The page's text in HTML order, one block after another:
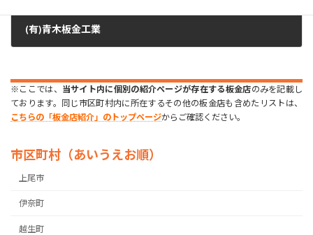
(有)青木板金工業
※ここでは、 当サイト内に個別の紹介ページが存在する板金店のみを記載し
ております。同じ市区町村内に所在するその他の板金店も含めたリストは、
こちらの「板金店紹介」のトップページからご確認ください。
市区町村（あいうえお順）
上尾市
伊奈町
越生町